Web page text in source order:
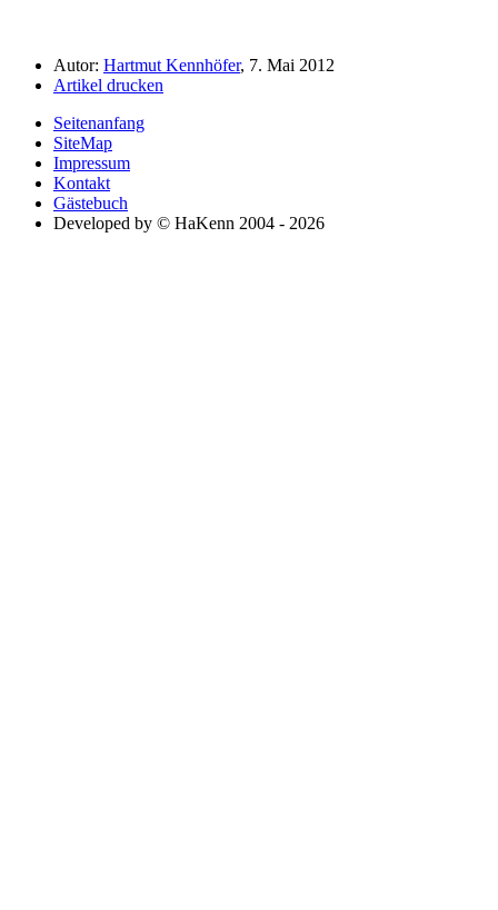
Autor: Hartmut Kennhöfer, 7. Mai 2012
Artikel drucken
Seitenanfang
SiteMap
Impressum
Kontakt
Gästebuch
Developed by © HaKenn 2004 - 2026